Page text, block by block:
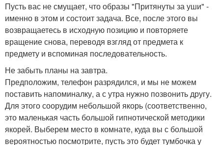
Пусть вас не смущает, что образы "Притянуты за уши" -
именно в этом и состоит задача. Все, после этого вы
возвращаетесь в исходную позицию и повторяете
вращение снова, переводя взгляд от предмета к
предмету и вспоминая последовательность.
Не забыть планы на завтра.
Предположим, телефон разрядился, и мы не можем
поставить напоминалку, а с утра нужно позвонить другу.
Для этого соорудим небольшой якорь (соответственно,
это маленькая часть большой гипнотической методики
якорей. Выберем место в комнате, куда вы с большой
вероятностью посмотрите, пусть это будет тумбочка у